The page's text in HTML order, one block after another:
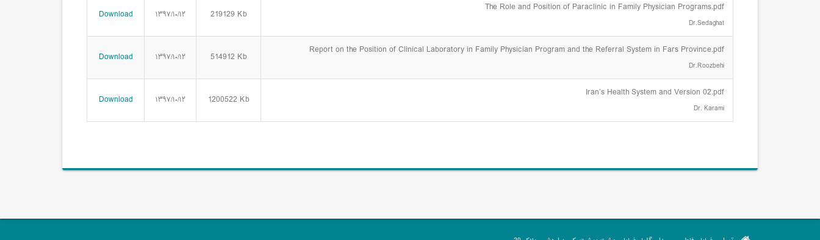
The Role and Position of Paraclinic in Family Physician Programs.pdf
Dr.Sedaghat
219129 Kb ۱۳۹۷/۱۰/۱۲ Download
Report on the Position of Clinical Laboratory in Family Physician Program and the Referral System in Fars Province.pdf
Dr.Roozbehi
514912 Kb ۱۳۹۷/۱۰/۱۲ Download
Iran’s Health System and Version 02.pdf
Dr. Karami
1200522 Kb ۱۳۹۷/۱۰/۱۲ Download